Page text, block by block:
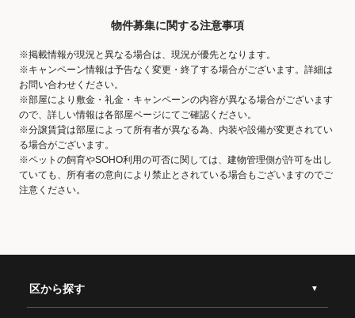
物件募集に関する注意事項
※掲載情報が現況と異なる場合は、現況が優先となります。
※キャンペーン情報は予告なく変更・終了する場合がございます。詳細は
お問い合わせください。
※部屋により敷金・礼金・キャンペーンの内容が異なる場合がございます
ので、詳しい情報は各部屋ページにてご確認ください。
※分譲賃貸は部屋によって所有者が異なる為、内装や設備が変更されてい
る場合がございます。
※ペットの飼育やSOHO利用の可否に関しては、建物管理側が許可を出し
ていても、所有者の意向により禁止とされている場合もございますのでご
注意ください。
区から探す